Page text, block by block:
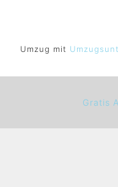
Umzug mit
Gratis